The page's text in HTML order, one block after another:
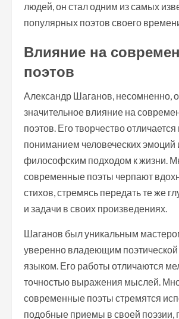
людей, он стал одним из самых
популярных поэтов своего
Влияние на
поэтов
Александр Шаганов, несомненно,
значительное влияние на
поэтов. Его творчество отличается
пониманием человеческих эмоций
философским подходом к жизни.
современные поэты черпают
стихов, стремясь передать те же
и задачи в своих произведениях.
Шаганов был уникальным
уверенно владеющим
языком. Его работы отличаются
точностью выражения мыслей.
современные поэты стремятся
подобные приемы в своей поэзии,